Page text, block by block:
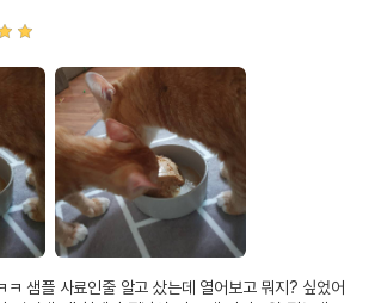
ㅋ 샘플 사료인줄 알고 샀는데 열어보고 뭐지? 싶었어